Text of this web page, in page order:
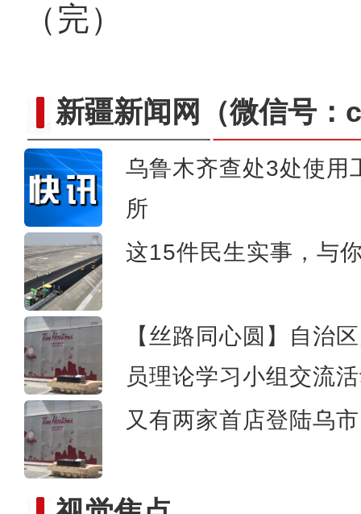
（完）
新疆新闻网 （微信号
乌鲁木齐查处3处使用
所
这15件民生实事，与
【丝路同心圆】自治
员理论学习小组交流
又有两家首店登陆乌
“锋刃-2023”国际狙击手射